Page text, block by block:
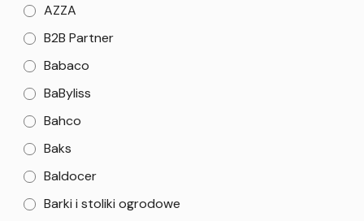
AZZA
B2B Partner
Babaco
BaByliss
Bahco
Baks
Baldocer
Barki i stoliki ogrodowe